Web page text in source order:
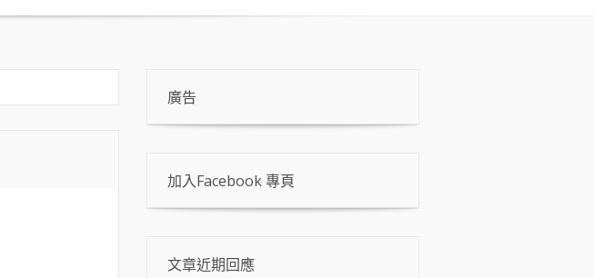
廣告
加入Facebook 專頁
文章近期回應